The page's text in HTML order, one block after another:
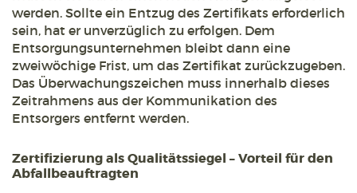
werden. Sollte ein Entzug des Zertifikats erforderlich
sein, hat er unverzüglich zu erfolgen. Dem
Entsorgungsunternehmen bleibt dann eine
zweiwöchige Frist, um das Zertifikat zurückzugeben.
Das Überwachungszeichen muss innerhalb dieses
Zeitrahmens aus der Kommunikation des
Entsorgers entfernt werden.
Zertifizierung als Qualitätssiegel – Vorteil für den
Abfallbeauftragten